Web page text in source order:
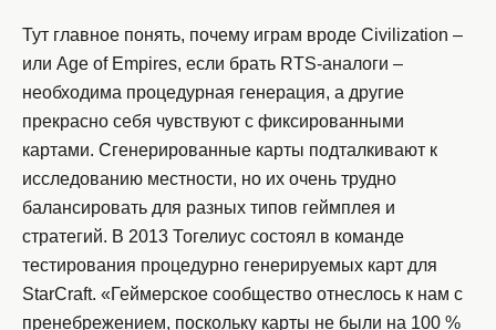
Тут главное понять, почему играм вроде Civilization –
или Age of Empires, если брать RTS-аналоги –
необходима процедурная генерация, а другие
прекрасно себя чувствуют с фиксированными
картами. Сгенерированные карты подталкивают к
исследованию местности, но их очень трудно
балансировать для разных типов геймплея и
стратегий. В 2013 Тогелиус состоял в команде
тестирования процедурно генерируемых карт для
StarCraft. «Геймерское сообщество отнеслось к нам с
пренебрежением, поскольку карты не были на 100 %